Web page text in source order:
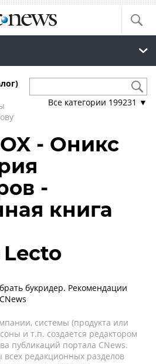
Все категории 199231 ▼
- Оникс
-
книга
букридер. Рекомендации
системы (продукта или
и т.п. создается редактором
публикаций портала CNews.
редакционных разделов